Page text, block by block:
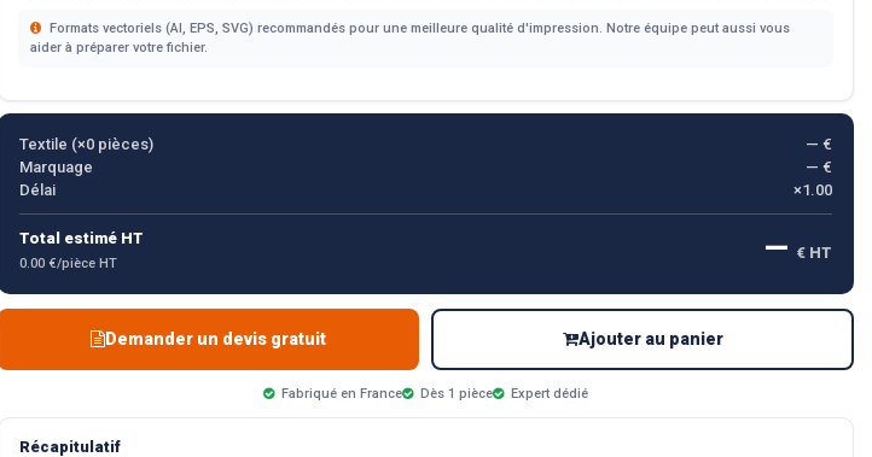
Formats vectoriels (AI, EPS, SVG) recommandés pour une meilleure qualité d'impression. Notre équipe peut aussi vous
aider à préparer votre fichier.
Textile (×0pièces)
— €
Marquage
— €
Délai
×1.00
Total estimé HT
0.00 €/pièce HT — € HT
Demander un devis gratuit Ajouter au panier
Fabriqué en France Dès 1 pièce Expert dédié
Récapitulatif